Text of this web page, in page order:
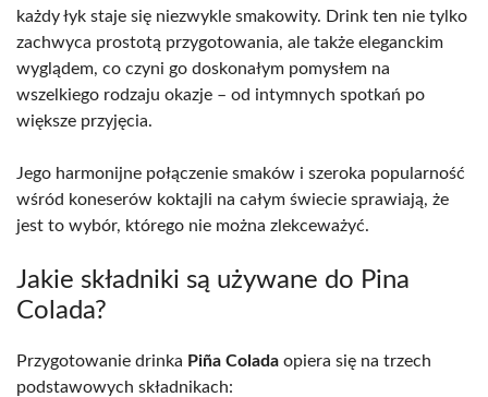
każdy łyk staje się niezwykle smakowity. Drink ten nie tylko
zachwyca prostotą przygotowania, ale także eleganckim
wyglądem, co czyni go doskonałym pomysłem na
wszelkiego rodzaju okazje – od intymnych spotkań po
większe przyjęcia.
Jego harmonijne połączenie smaków i szeroka popularność
wśród koneserów koktajli na całym świecie sprawiają, że
jest to wybór, którego nie można zlekceważyć.
Jakie składniki są używane do Pina
Colada?
Przygotowanie drinka Piña Colada opiera się na trzech
podstawowych składnikach: